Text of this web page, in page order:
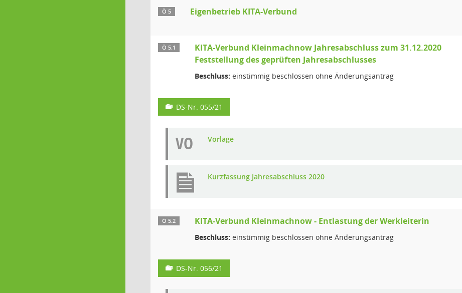
Ö 5 Eigenbetrieb KITA-Verbund
Ö 5.1
KITA-Verbund Kleinmachnow Jahresabschluss zum 31.12.2020
Feststellung des geprüften Jahresabschlusses
Beschluss: einstimmig beschlossen ohne Änderungsantrag
DS-Nr. 055/21
VO Vorlage
Kurzfassung Jahresabschluss 2020
Ö 5.2 KITA-Verbund Kleinmachnow - Entlastung der Werkleiterin
Beschluss: einstimmig beschlossen ohne Änderungsantrag
DS-Nr. 056/21